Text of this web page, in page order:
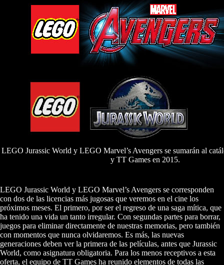
LEGO Jurassic World y LEGO Marvel’s Avengers se sumarán al
y TT Games en 2015.
LEGO Jurassic World y LEGO Marvel’s Avengers se corresponden
con dos de las licencias más jugosas que veremos en el cine los
próximos meses. El primero, por ser el regreso de una saga mítica, que
ha tenido una vida un tanto irregular. Con segundas partes para borrar,
juegos para eliminar directamente de nuestras memorias, pero también
con momentos que nunca olvidaremos. Es más, las nuevas
generaciones deben ver la primera de las películas, antes que Jurassic
World, como asignatura obligatoria. Para los menos receptivos a esta
oferta, el equipo de TT Games ha reunido elementos de todas las